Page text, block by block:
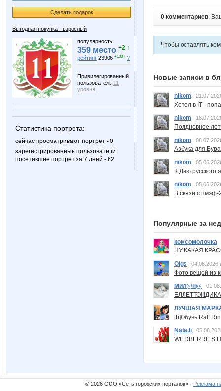
Сделать подарок
Выгодная покупка - взрослый
популярность:
359 место +2 ↑
рейтинг 23906 +100 ↑ ?
Привилегированный
пользователь 11
уровня
Статистика портрета:
сейчас просматривают портрет - 0
зарегистрированные пользователи
посетившие портрет за 7 дней - 62
0 комментариев.
Чтобы оставлять
Новые записи в
nikom
Хотел в IT -
nikom
Полдневное
nikom
Азбука для
nikom
К Дню русского
nikom
В связи с пмэф-
Популярные за
комсомолочка
НУ КАКАЯ
Olgs
04.08.2026
Фото вещей из
Мил@н@
ЛУЧШАЯ
[b]Обувь Ralf
Nata.li
© 2026 ООО «Сеть городских порталов» · Реклама